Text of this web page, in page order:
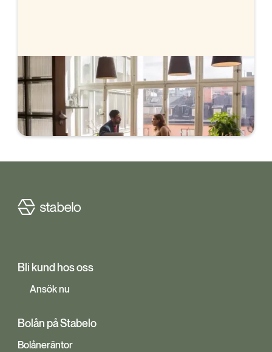
Flytta ditt bolån till oss
Ansök helt digitalt och signera med BankID. Vi
hjälper dig sedan med flytten av ditt bolån.
Bli kund hos oss
Ansök nu
Bolån på Stabelo
Bolåneräntor